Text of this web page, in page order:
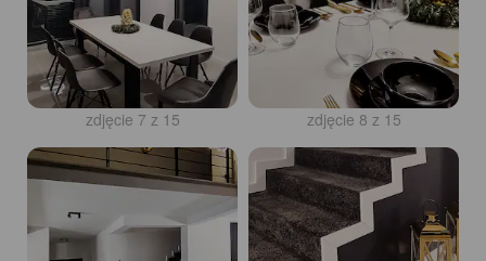
zdjęcie 7 z 15 zdjęcie 8 z 15